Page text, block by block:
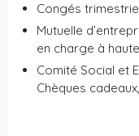
Congés
Mutuelle
en charge à
Comité Social et
Chèques